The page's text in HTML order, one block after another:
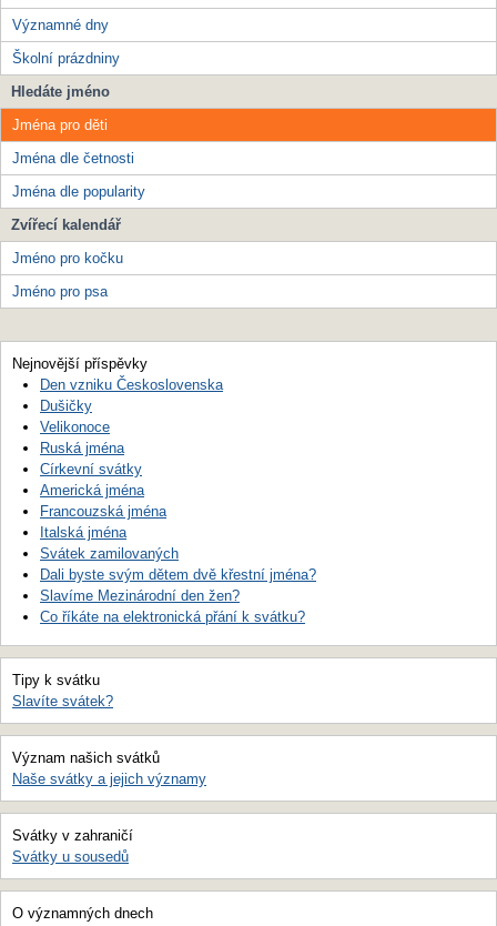
Významné dny
Školní prázdniny
Hledáte jméno
Jména pro děti
Jména dle četnosti
Jména dle popularity
Zvířecí kalendář
Jméno pro kočku
Jméno pro psa
Nejnovější příspěvky
Den vzniku Československa
Dušičky
Velikonoce
Ruská jména
Církevní svátky
Americká jména
Francouzská jména
Italská jména
Svátek zamilovaných
Dali byste svým dětem dvě křestní jména?
Slavíme Mezinárodní den žen?
Co říkáte na elektronická přání k svátku?
Tipy k svátku
Slavíte svátek?
Význam našich svátků
Naše svátky a jejich významy
Svátky v zahraničí
Svátky u sousedů
O významných dnech